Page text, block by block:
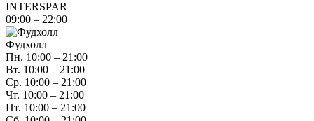
INTERSPAR
09:00 – 22:00
Фудхолл
Пн. 10:00 – 21:00
Вт. 10:00 – 21:00
Ср. 10:00 – 21:00
Чт. 10:00 – 21:00
Пт. 10:00 – 21:00